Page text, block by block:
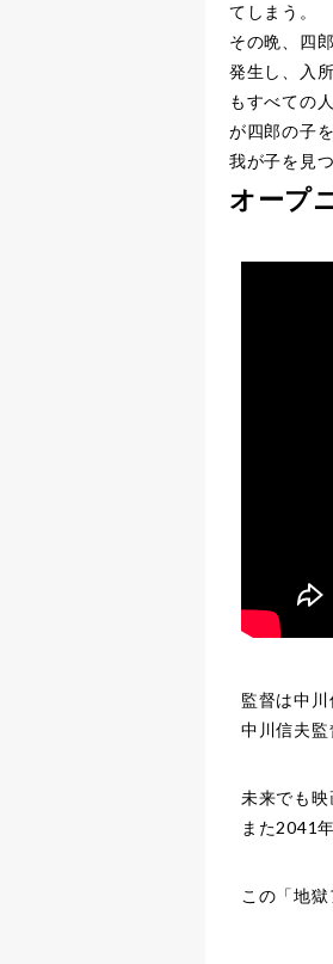
てしまう。
その晩、四
発生し、入
もすべての
が四郎の子
我が子を見
オープ
監督は中川
中川信夫監
未来でも映
また2041
この 「地